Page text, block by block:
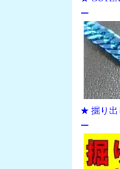
ー
★ 掘り出
ー